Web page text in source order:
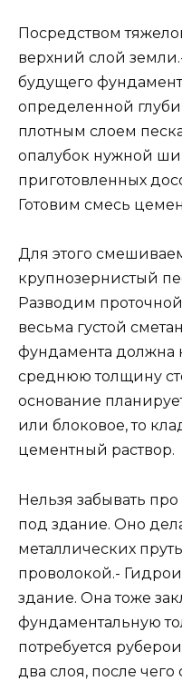
Посредством
верхний слой
будущего
определенной
плотным слоем
опалубок нужной
приготовленных
Готовим смесь
Для этого
крупнозернистый
Разводим
весьма густой
фундамента должна
среднюю толщину
основание
или блоковое, то
цементный раствор.
Нельзя забывать
под здание. Оно
металлических
проволокой.-
здание. Она тоже
фундаментальную
потребуется
два слоя, после чего